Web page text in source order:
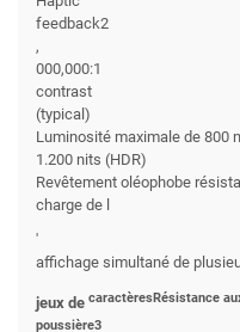
feedback2
,
000,000:1
contrast
(typical)
Luminosité maximale de 800
1.200 nits (HDR)
Revêtement oléophobe
charge de l
'
affichage simultané de
jeux de caractèresRésistance
poussière3